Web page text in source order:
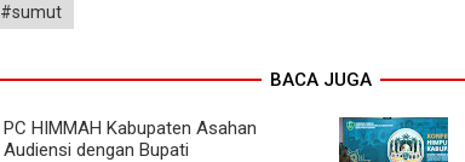
#sumut
BACA JUGA
PC HIMMAH Kabupaten Asahan
Audiensi dengan Bupati